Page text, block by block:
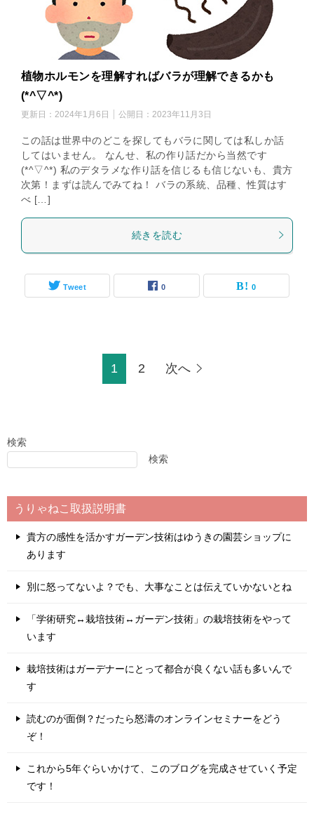
植物ホルモンを理解すればバラが理解できるかも
(*^▽^*)
更新日： 2024年1月6日 公開日： 2023年11月3日
この話は世界中のどこを探してもバラに関しては私しか話
してはいません。 なんせ、私の作り話だから当然です
(*^▽^*) 私のデタラメな作り話を信じるも信じないも、貴方
次第！まずは読んでみてね！ バラの系統、品種、性質はす
べ […]
続きを読む
Tweet 0 0
1 2 次へ
検索
検索
うりゃねこ取扱説明書
貴方の感性を活かすガーデン技術はゆうきの園芸ショップに
あります
別に怒ってないよ？でも、大事なことは伝えていかないとね
「学術研究↔栽培技術↔ガーデン技術」の栽培技術をやって
います
栽培技術はガーデナーにとって都合が良くない話も多いんで
す
読むのが面倒？だったら怒濤のオンラインセミナーをどう
ぞ！
これから5年ぐらいかけて、このブログを完成させていく予定
です！